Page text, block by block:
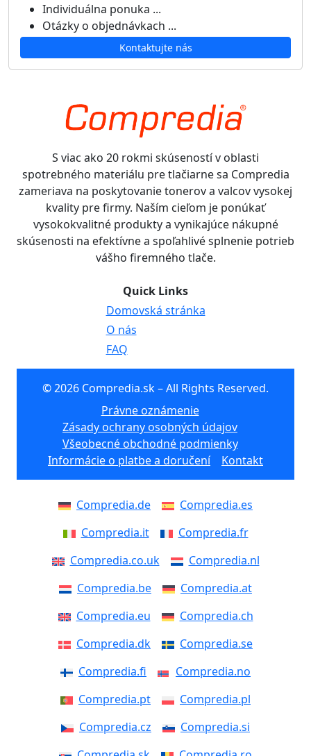
Individuálna ponuka ...
Otázky o objednávkach ...
Kontaktujte nás
S viac ako 20 rokmi skúseností v oblasti
spotrebného materiálu pre tlačiarne sa Compredia
zameriava na poskytovanie tonerov a valcov vysokej
kvality pre firmy. Naším cieľom je ponúkať
vysokokvalitné produkty a vynikajúce nákupné
skúsenosti na efektívne a spoľahlivé splnenie potrieb
vášho firemného tlače.
Quick Links
Domovská stránka
O nás
FAQ
© 2026 Compredia.sk – All Rights Reserved.
Právne oznámenie
Zásady ochrany osobných údajov
Všeobecné obchodné podmienky
Informácie o platbe a doručení
Kontakt
Compredia.de
Compredia.es
Compredia.it
Compredia.fr
Compredia.co.uk
Compredia.nl
Compredia.be
Compredia.at
Compredia.eu
Compredia.ch
Compredia.dk
Compredia.se
Compredia.fi
Compredia.no
Compredia.pt
Compredia.pl
Compredia.cz
Compredia.si